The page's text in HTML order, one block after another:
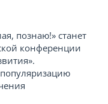
познаю!» станет
конференции